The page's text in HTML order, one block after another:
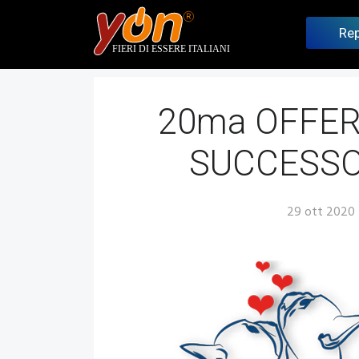
20ma
29 ott 2020